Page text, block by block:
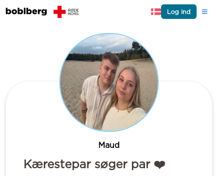
Log ind
Maud
Kærestepar søger par ❤️